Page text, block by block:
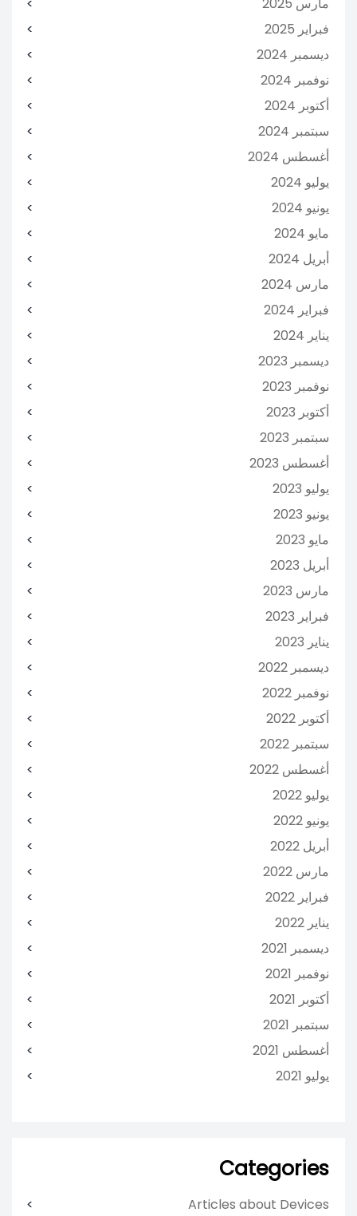
مارس 2025
فبراير 2025
ديسمبر 2024
نوفمبر 2024
أكتوبر 2024
سبتمبر 2024
أغسطس 2024
يوليو 2024
يونيو 2024
مايو 2024
أبريل 2024
مارس 2024
فبراير 2024
يناير 2024
ديسمبر 2023
نوفمبر 2023
أكتوبر 2023
سبتمبر 2023
أغسطس 2023
يوليو 2023
يونيو 2023
مايو 2023
أبريل 2023
مارس 2023
فبراير 2023
يناير 2023
ديسمبر 2022
نوفمبر 2022
أكتوبر 2022
سبتمبر 2022
أغسطس 2022
يوليو 2022
يونيو 2022
أبريل 2022
مارس 2022
فبراير 2022
يناير 2022
ديسمبر 2021
نوفمبر 2021
أكتوبر 2021
سبتمبر 2021
أغسطس 2021
يوليو 2021
Categories
Articles about Devices